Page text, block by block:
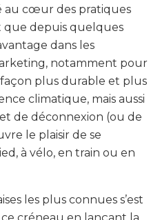
au cœur des pratiques
que depuis quelques
dans les
notamment pour
plus durable et plus
climatique, mais aussi
de déconnexion (ou de
le plaisir de se
à vélo, en train ou en
les plus connues s’est